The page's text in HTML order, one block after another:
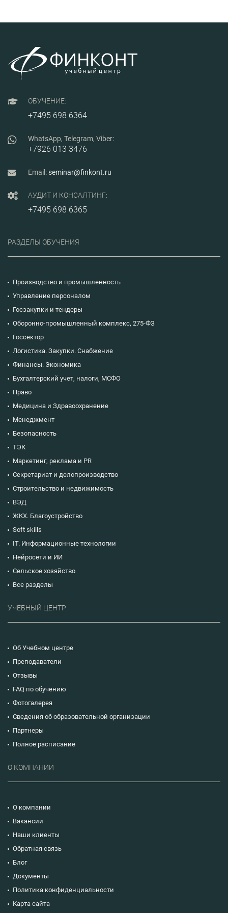
ОБУЧЕНИЕ:
+7495 698 6364
WhatsApp, Telegram, Viber:
+7926 013 3476
Email:seminar@finkont.ru
АУДИТ И КОНСАЛТИНГ:
+7495 698 6365
РАЗДЕЛЫ ОБУЧЕНИЯ
Производство и промышленность
Управление персоналом
Госзакупки и тендеры
Оборонно-промышленный комплекс, 275-ФЗ
Госсектор
Логистика. Закупки. Снабжение
Финансы. Экономика
Бухгалтерский учет, налоги, МСФО
Право
Медицина и Здравоохранение
Менеджмент
Безопасность
ТЭК
Маркетинг, реклама и PR
Секретариат и делопроизводство
Строительство и недвижимость
ВЭД
ЖКХ. Благоустройство
Soft skills
IT. Информационные технологии
Нейросети и ИИ
Сельское хозяйство
Все разделы
УЧЕБНЫЙ ЦЕНТР
Об Учебном центре
Преподаватели
Отзывы
FAQ по обучению
Фотогалерея
Сведения об образовательной организации
Партнеры
Полное расписание
О КОМПАНИИ
О компании
Вакансии
Наши клиенты
Обратная связь
Блог
Документы
Политика конфиденциальности
Карта сайта